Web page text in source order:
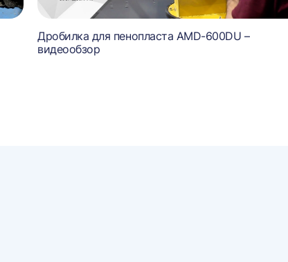
Дробилка для пенопласта AMD-600DU –
видеообзор